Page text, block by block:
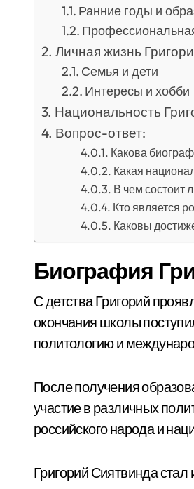
Ранние годы и
Личная жизнь
Семья и дети
Интересы и хобби
Национальность
Вопрос-ответ:
Какова
Какая
В чем состоит
Кто является
Каковы
Биография
С детства Григорий
окончания школы
политологию и
После получения
участие в различных
российского народа и
Григорий Сиятвинда